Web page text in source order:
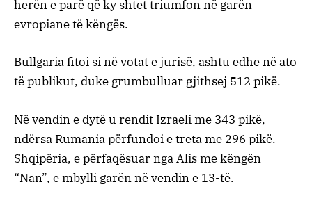
herën e parë që ky shtet triumfon në garën
evropiane të këngës.
Bullgaria fitoi si në votat e jurisë, ashtu edhe në ato
të publikut, duke grumbulluar gjithsej 512 pikë.
Në vendin e dytë u rendit Izraeli me 343 pikë,
ndërsa Rumania përfundoi e treta me 296 pikë.
Shqipëria, e përfaqësuar nga Alis me këngën
“Nan”, e mbylli garën në vendin e 13-të.